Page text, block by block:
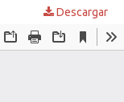
Descargar